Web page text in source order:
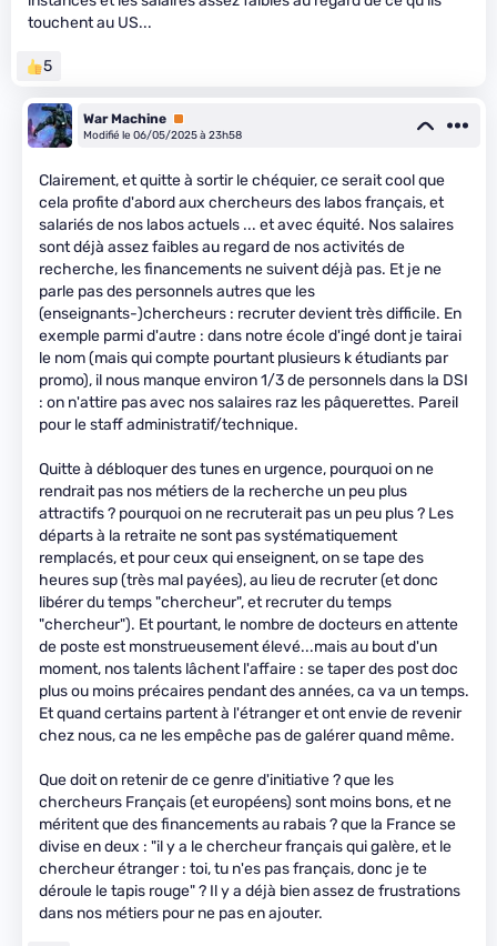
touchent au US...
5
War Machine Premium
Modifié le 06/05/2025 à 23h58
Clairement, et quitte à sortir le chéquier, ce serait cool que
cela profite d'abord aux chercheurs des labos français, et
salariés de nos labos actuels ... et avec équité. Nos salaires
sont déjà assez faibles au regard de nos activités de
recherche, les financements ne suivent déjà pas. Et je ne
parle pas des personnels autres que les
(enseignants-)chercheurs : recruter devient très difficile. En
exemple parmi d'autre : dans notre école d'ingé dont je tairai
le nom (mais qui compte pourtant plusieurs k étudiants par
promo), il nous manque environ 1/3 de personnels dans la DSI
: on n'attire pas avec nos salaires raz les pâquerettes. Pareil
pour le staff administratif/technique.
Quitte à débloquer des tunes en urgence, pourquoi on ne
rendrait pas nos métiers de la recherche un peu plus
attractifs ? pourquoi on ne recruterait pas un peu plus ? Les
départs à la retraite ne sont pas systématiquement
remplacés, et pour ceux qui enseignent, on se tape des
heures sup (très mal payées), au lieu de recruter (et donc
libérer du temps "chercheur", et recruter du temps
"chercheur"). Et pourtant, le nombre de docteurs en attente
de poste est monstrueusement élevé...mais au bout d'un
moment, nos talents lâchent l'affaire : se taper des post doc
plus ou moins précaires pendant des années, ca va un temps.
Et quand certains partent à l'étranger et ont envie de revenir
chez nous, ca ne les empêche pas de galérer quand même.
Que doit on retenir de ce genre d'initiative ? que les
chercheurs Français (et européens) sont moins bons, et ne
méritent que des financements au rabais ? que la France se
divise en deux : "il y a le chercheur français qui galère, et le
chercheur étranger : toi, tu n'es pas français, donc je te
déroule le tapis rouge" ? Il y a déjà bien assez de frustrations
dans nos métiers pour ne pas en ajouter.